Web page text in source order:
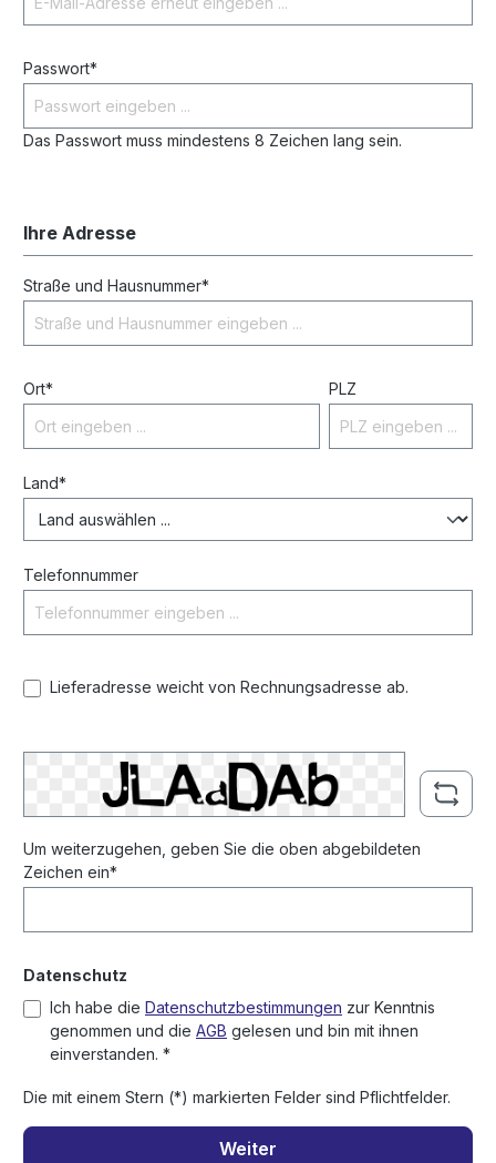
Passwort*
Das Passwort muss mindestens 8 Zeichen lang sein.
Ihre Adresse
Straße und Hausnummer*
Ort* PLZ
Land*
Telefonnummer
Lieferadresse weicht von Rechnungsadresse ab.
Um weiterzugehen, geben Sie die oben abgebildeten
Zeichen ein*
Datenschutz
Ich habe die Datenschutzbestimmungen zur Kenntnis
genommen und die AGB gelesen und bin mit ihnen
einverstanden. *
Die mit einem Stern (*) markierten Felder sind Pflichtfelder.
Weiter